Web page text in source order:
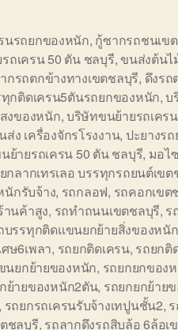
นรถยกของหนัก, กู้ซากรถชนเข
ถเครน 50 ตัน ชลบุรี, ขนส่งต้นไ
กรถตกข้างทางเขตชลบุรี, ดึงร
กติดเครน5ตันรถยกของหนัก,บ
งของหนัก,บริษัทขนย้ายรถเคร
ง เครื่องจักรโรงงาน, ปะยางร
ย้ายรถเครน 50 ตัน ชลบุรี, มอไ
ยกลากเทรเลอ บรรทุกรถยนต์เข
นักรับจ้าง, รถกลอฟ, รถคอกเขต
านค้าสูง, รถทำถนนเขตชลบุรี, ร
บรรทุกติดแขนยกย้ายสิ่งของหนัก
ษ6เพลา, รถยกติดเครน, รถยกติ
นยกย้ายของหนัก, รถยกยกของ
ย้ายของหนัก2ตัน, รถยกยกย้าย
, รถยกรถเครนรับจ้างเทปูนชั้น2,
ชลบุรี, รถลากดึงรถสิบล้อ 6ล้อเ